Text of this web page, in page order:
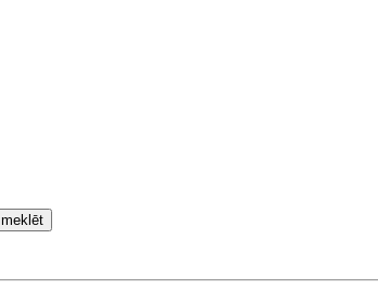
meklēt